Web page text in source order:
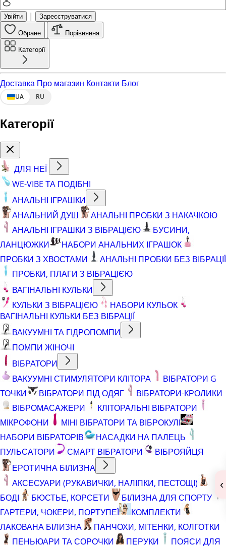
Увійти | Зареєструватися
Обране Порівняння
Категорії
Доставка Про магазин Контакти Блог
UA RU
Категорії
ДЛЯ НЕЇ
WE-VIBE ТА ПОДІБНІ
АНАЛЬНІ ІГРАШКИ
АНАЛЬНИЙ ДУШ
АНАЛЬНІ ПРОБКИ З НАКАЧКОЮ
АНАЛЬНІ ІГРАШКИ З ВІБРАЦІЄЮ
БУСИНИ,
ЛАНЦЮЖКИ
НАБОРИ АНАЛЬНИХ ІГРАШОК
ПРОБКИ З ХВОСТАМИ
АНАЛЬНІ ПРОБКИ БЕЗ ВІБРАЦІЇ
ПРОБКИ, ПЛАГИ З ВІБРАЦІЄЮ
ВАГІНАЛЬНІ КУЛЬКИ
КУЛЬКИ З ВІБРАЦІЄЮ
НАБОРИ КУЛЬОК
ВАГІНАЛЬНІ КУЛЬКИ БЕЗ ВІБРАЦІЇ
ВАКУУМНІ ТА ГІДРОПОМПИ
ПОМПИ ЖІНОЧІ
ВІБРАТОРИ
ВАКУУМНІ СТИМУЛЯТОРИ КЛІТОРА
ВІБРАТОРИ G
ТОЧКИ
ВІБРАТОРИ ПІД ОДЯГ
ВІБРАТОРИ-КРОЛИКИ
ВІБРОМАСАЖЕРИ
КЛІТОРАЛЬНІ ВІБРАТОРИ
МІКРОФОНИ
МІНІ ВІБРАТОРИ ТА ВІБРОКУЛІ
НАБОРИ ВІБРАТОРІВ
НАСАДКИ НА ПАЛЕЦЬ
ПУЛЬСАТОРИ
СМАРТ ВІБРАТОРИ
ВІБРОЯЙЦЯ
ЕРОТИЧНА БІЛИЗНА
АКСЕСУАРИ (РУКАВИЧКИ, НАЛІПКИ, ПЕСТОЩІ)
БОДІ
БЮСТЬЕ, КОРСЕТИ
БІЛИЗНА ДЛЯ СПОРТУ
ГАРТЕРИ, ЧОКЕРИ, ПОРТУПЕЇ
КОМПЛЕКТИ
ЛАКОВАНА БІЛИЗНА
ПАНЧОХИ, МІТЕНКИ, КОЛГОТКИ
ПЕНЬЮАРИ ТА СОРОЧКИ
ПЕРУКИ ПОЯСИ ДЛЯ
‹